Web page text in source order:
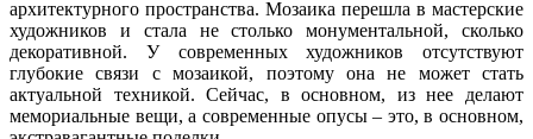
архитектурного пространства. Мозаика перешла в мастерские
художников и стала не столько монументальной, сколько
декоративной. У современных художников отсутствуют
глубокие связи с мозаикой, поэтому она не может стать
актуальной техникой. Сейчас, в основном, из нее делают
мемориальные вещи, а современные опусы – это, в основном,